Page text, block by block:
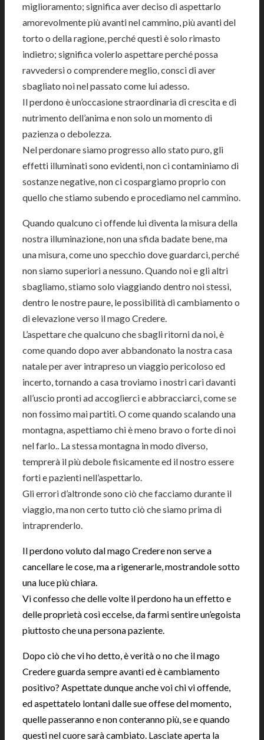
miglioramento; significa aver deciso di aspettarlo
amorevolmente più avanti nel cammino, più avanti del
torto o della ragione, perché questi è solo rimasto
indietro; significa volerlo aspettare perché possa
ravvedersi o comprendere meglio, consci di aver
sbagliato noi nel passato come lui adesso.
Il perdono è un’occasione straordinaria di crescita e di
nutrimento dell’anima e non solo un momento di
pazienza o debolezza.
Nel perdonare siamo progresso allo stato puro, gli
effetti illuminati sono evidenti, non ci contaminiamo di
sostanze negative, non ci cospargiamo proprio con
quello che stiamo subendo e procediamo nel cammino.
Quando qualcuno ci offende lui diventa la misura della
nostra illuminazione, non una sfida badate bene, ma
una misura, come uno specchio dove guardarci, perché
non siamo superiori a nessuno. Quando noi e gli altri
sbagliamo, stiamo solo viaggiando dentro noi stessi,
dentro le nostre paure, le possibilità di cambiamento o
di elevazione verso il mago Credere.
L’aspettare che qualcuno che sbagli ritorni da noi, è
come quando dopo aver abbandonato la nostra casa
natale per aver intrapreso un viaggio pericoloso ed
incerto, tornando a casa troviamo i nostri cari davanti
all’uscio pronti ad accoglierci e abbracciarci, come se
non fossimo mai partiti. O come quando scalando una
montagna, aspettiamo chi è meno bravo o forte di noi
nel farlo.. La stessa montagna in modo diverso,
temprerà il più debole fisicamente ed il nostro essere
forti e pazienti nell’aspettarlo.
Gli errori d’altronde sono ciò che facciamo durante il
viaggio, ma non certo tutto ciò che siamo prima di
intraprenderlo.
Il perdono voluto dal mago Credere non serve a
cancellare le cose, ma a rigenerarle, mostrandole sotto
una luce più chiara.
Vi confesso che delle volte il perdono ha un effetto e
delle proprietà così eccelse, da farmi sentire un’egoista
piuttosto che una persona paziente.
Dopo ciò che vi ho detto, è verità o no che il mago
Credere guarda sempre avanti ed è cambiamento
positivo? Aspettate dunque anche voi chi vi offende,
ed aspettatelo lontani dalle sue offese del momento,
quelle passeranno e non conteranno più, se e quando
questi nel cuore sarà cambiato. Lasciate aperta la